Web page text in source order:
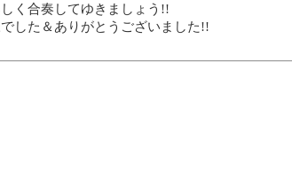
く合奏してゆきましょう!!
した＆ありがとうございました!!